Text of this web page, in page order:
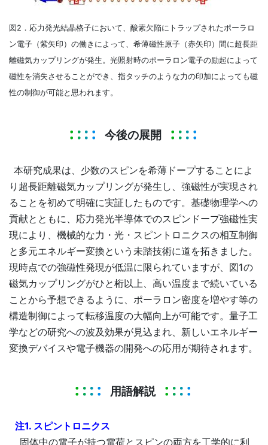
図2．応力発光結晶格子において、酸素欠陥にトラップされたポーラロ
ン電子（紫矢印）の働きによって、希薄磁性原子（赤矢印）間に超長距
離磁気カップリングが発生。光照射時のポーラロン電子の励起によって
磁性を消失させることができ、指タッチのような力の印加によっても磁
性の制御が可能と思われます。
今後の展開
本研究成果は、少数のスピンを希薄ドープすることによ
り超長距離磁気カップリングが発生し、強磁性が実現され
ることを初めて明確に実証したものです。基礎物理学への
貢献とともに、応力発光半導体でのスピンドープ強磁性実
現により、機械的な力・光・スピントロニクスの相互制御
と多元エネルギー変換という未踏技術に道を拓きました。
現時点での強磁性発現が低温に限られていますが、図1の
磁気カップリングがひと桁以上、高い温度まで続いている
ことから予想できるように、ポーラロン密度を増やす等の
構造制御によって転移温度の大幅向上が可能です。量子工
学などの研究への波及効果が見込まれ、新しいエネルギー
変換デバイスや電子機器の開発への応用が期待されます。
用語解説
注1. スピントロニクス
固体中の電子が持つ電荷とスピンの両方を工学的に利